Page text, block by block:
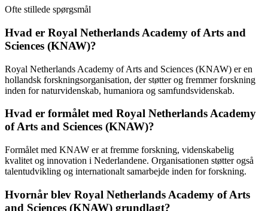
Ofte stillede spørgsmål
Hvad er Royal Netherlands Academy of Arts and
Sciences (KNAW)?
Royal Netherlands Academy of Arts and Sciences (KNAW) er en
hollandsk forskningsorganisation, der støtter og fremmer forskning
inden for naturvidenskab, humaniora og samfundsvidenskab.
Hvad er formålet med Royal Netherlands Academy
of Arts and Sciences (KNAW)?
Formålet med KNAW er at fremme forskning, videnskabelig
kvalitet og innovation i Nederlandene. Organisationen støtter også
talentudvikling og internationalt samarbejde inden for forskning.
Hvornår blev Royal Netherlands Academy of Arts
and Sciences (KNAW) grundlagt?